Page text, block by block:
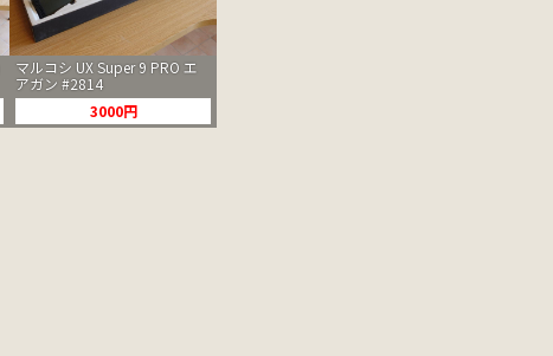
マルコシ UX Super 9 PRO エ
アガン #2814
3000円